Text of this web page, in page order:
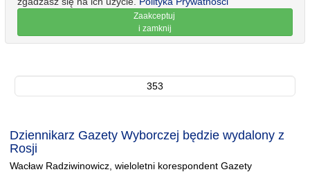
Zaakceptuj
i zamknij
353
Dziennikarz Gazety Wyborczej będzie wydalony z
Rosji
Wacław Radziwinowicz, wieloletni korespondent Gazety